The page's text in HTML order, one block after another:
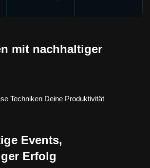
mit nachhaltiger
Techniken Deine Produktivität
Events,
Erfolg